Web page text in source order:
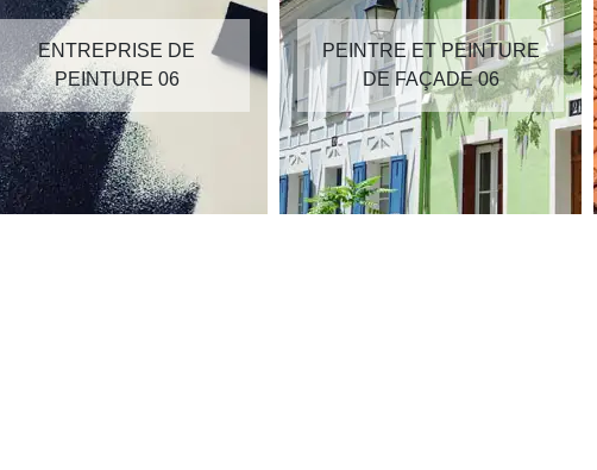
ENTREPRISE DE
PEINTURE 06
PEINTRE ET PEINTURE
DE FAÇADE 06